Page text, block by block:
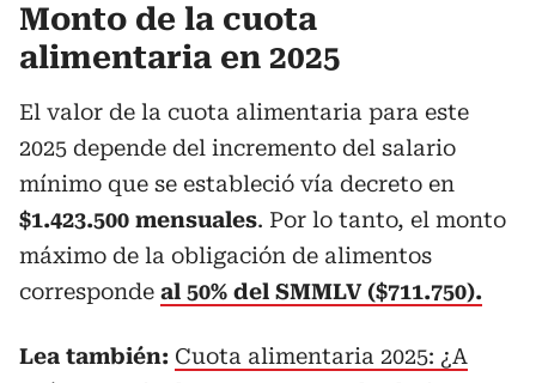
Monto de la cuota
alimentaria en 2025
El valor de la cuota alimentaria para este
2025 depende del incremento del salario
mínimo que se estableció vía decreto en
$1.423.500 mensuales. Por lo tanto, el monto
máximo de la obligación de alimentos
corresponde al 50% del SMMLV ($711.750).
Lea también: Cuota alimentaria 2025: ¿A